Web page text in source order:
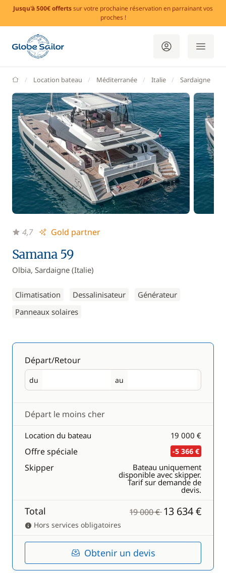
Jusqu'à 500€ offertssur votre prochaine réservation en parrainant vos
proches !
GlobeSailor
Location bateau Méditerranée Italie Sardaigne
Samana 59
Olbia, Sardaigne (Italie)
Climatisation Dessalinisateur
Générateur
Panneaux solaires
4,7 Gold partner
Départ/Retour
du
Départ au
Retour
Départ le moins cher
Location du bateau 19 000 €
Offre spéciale -5 366 €
Skipper Bateau uniquement
disponible avec skipper.
Tarif sur demande de
devis.
Total 19 000 €13 634 €
Hors services obligatoires
Obtenir un devis